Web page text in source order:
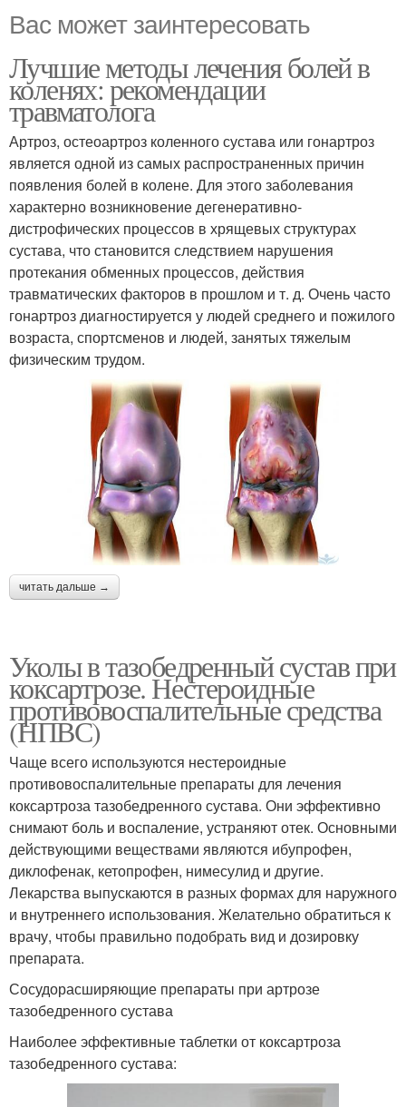
Вас может заинтересовать
Лучшие методы лечения болей в
коленях: рекомендации
травматолога
Артроз, остеоартроз коленного сустава или гонартроз
является одной из самых распространенных причин
появления болей в колене. Для этого заболевания
характерно возникновение дегенеративно-
дистрофических процессов в хрящевых структурах
сустава, что становится следствием нарушения
протекания обменных процессов, действия
травматических факторов в прошлом и т. д. Очень часто
гонартроз диагностируется у людей среднего и пожилого
возраста, спортсменов и людей, занятых тяжелым
физическим трудом.
читать дальше →
Уколы в тазобедренный сустав при
коксартрозе. Нестероидные
противовоспалительные средства
(НПВС)
Чаще всего используются нестероидные
противовоспалительные препараты для лечения
коксартроза тазобедренного сустава. Они эффективно
снимают боль и воспаление, устраняют отек. Основными
действующими веществами являются ибупрофен,
диклофенак, кетопрофен, нимесулид и другие.
Лекарства выпускаются в разных формах для наружного
и внутреннего использования. Желательно обратиться к
врачу, чтобы правильно подобрать вид и дозировку
препарата.
Сосудорасширяющие препараты при артрозе
тазобедренного сустава
Наиболее эффективные таблетки от коксартроза
тазобедренного сустава: